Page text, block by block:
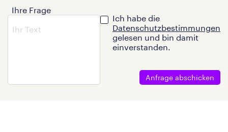
Ihre Frage
Ich habe die
Datenschutzbestimmungen
gelesen und bin damit
einverstanden.
Anfrage abschicken